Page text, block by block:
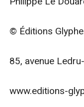
© Éditions
85, avenue
www.editions-